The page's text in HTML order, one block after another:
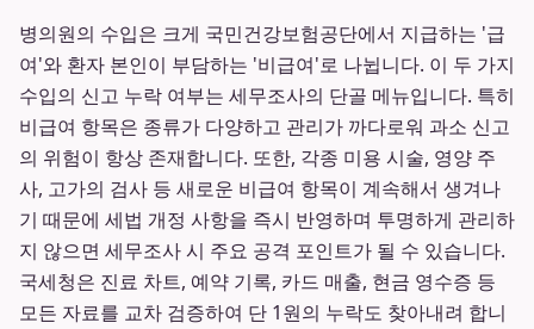
병의원의 수입은 크게 국민건강보험공단에서 지급하는 '급
여'와 환자 본인이 부담하는 '비급여'로 나뉩니다. 이 두 가지
수입의 신고 누락 여부는 세무조사의 단골 메뉴입니다. 특히
비급여 항목은 종류가 다양하고 관리가 까다로워 과소 신고
의 위험이 항상 존재합니다. 또한, 각종 미용 시술, 영양 주
사, 고가의 검사 등 새로운 비급여 항목이 계속해서 생겨나
기 때문에 세법 개정 사항을 즉시 반영하며 투명하게 관리하
지 않으면 세무조사 시 주요 공격 포인트가 될 수 있습니다.
국세청은 진료 차트, 예약 기록, 카드 매출, 현금 영수증 등
모든 자료를 교차 검증하여 단 1원의 누락도 찾아내려 합니